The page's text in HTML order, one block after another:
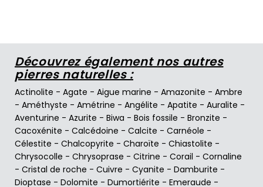
Découvrez également nos autres
pierres naturelles :
Actinolite - Agate - Aigue marine - Amazonite - Ambre
- Améthyste - Amétrine - Angélite - Apatite - Auralite -
Aventurine - Azurite - Biwa - Bois fossile - Bronzite -
Cacoxénite - Calcédoine - Calcite - Carnéole -
Célestite - Chalcopyrite - Charoïte - Chiastolite -
Chrysocolle - Chrysoprase - Citrine - Corail - Cornaline
- Cristal de roche - Cuivre - Cyanite - Damburite -
Dioptase - Dolomite - Dumortiérite - Emeraude -